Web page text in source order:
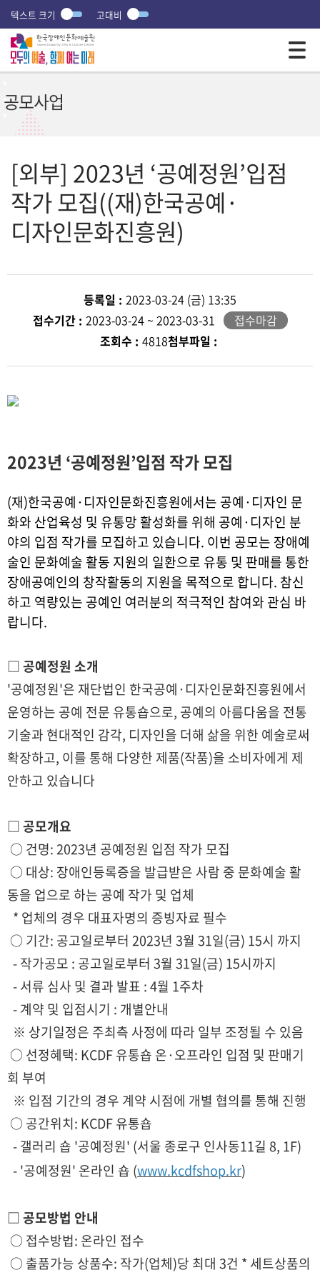
텍스트 크기 고대비
공모사업
[외부] 2023년 ‘공예정원’입점
작가 모집((재)한국공예·
디자인문화진흥원)
등록일 : 2023-03-24 (금) 13:35
접수기간 : 2023-03-24 ~ 2023-03-31
접수마감
조회수 : 4818첨부파일 :
2023년 ‘공예정원’입점 작가 모집
(재)한국공예·디자인문화진흥원에서는 공예·디자인 문
화와 산업육성 및 유통망 활성화를 위해 공예·디자인 분
야의 입점 작가를 모집하고 있습니다. 이번 공모는 장애예
술인 문화예술 활동 지원의 일환으로 유통 및 판매를 통한
장애공예인의 창작활동의 지원을 목적으로 합니다. 참신
하고 역량있는 공예인 여러분의 적극적인 참여와 관심 바
랍니다.
□ 공예정원 소개
'공예정원'은 재단법인 한국공예·디자인문화진흥원에서
운영하는 공예 전문 유통숍으로, 공예의 아름다움을 전통
기술과 현대적인 감각, 디자인을 더해 삶을 위한 예술로써
확장하고, 이를 통해 다양한 제품(작품)을 소비자에게 제
안하고 있습니다
□ 공모개요
○ 건명: 2023년 공예정원 입점 작가 모집
○ 대상: 장애인등록증을 발급받은 사람 중 문화예술 활
동을 업으로 하는 공예 작가 및 업체
* 업체의 경우 대표자명의 증빙자료 필수
○ 기간: 공고일로부터 2023년 3월 31일(금) 15시 까지
- 작가공모 : 공고일로부터 3월 31일(금) 15시까지
- 서류 심사 및 결과 발표 : 4월 1주차
- 계약 및 입점시기 : 개별안내
※ 상기일정은 주최측 사정에 따라 일부 조정될 수 있음
○ 선정혜택: KCDF 유통숍 온·오프라인 입점 및 판매기
회 부여
※ 입점 기간의 경우 계약 시점에 개별 협의를 통해 진행
○ 공간위치: KCDF 유통숍
- 갤러리 숍 '공예정원' (서울 종로구 인사동11길 8, 1F)
- '공예정원' 온라인 숍 (www.kcdfshop.kr)
□ 공모방법 안내
○ 접수방법: 온라인 접수
○ 출품가능 상품수: 작가(업체)당 최대 3건 * 세트상품의